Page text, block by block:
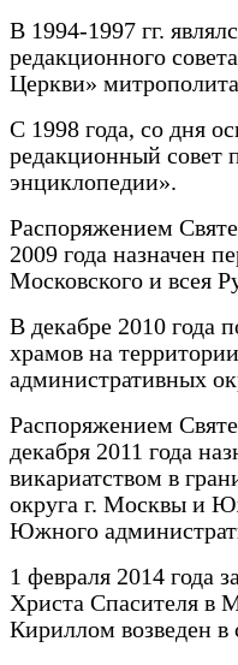
В 1994-1997 гг.
редакционного
Церкви»
С 1998 года, со дня
редакционный совет
энциклопедии».
Распоряжением
2009 года назначен
Московского и всея
В декабре 2010 года
храмов на
административных
Распоряжением
декабря 2011 года
викариатством в
округа г. Москвы и
Южного
1 февраля 2014 года
Христа Спасителя в
Кириллом возведен в